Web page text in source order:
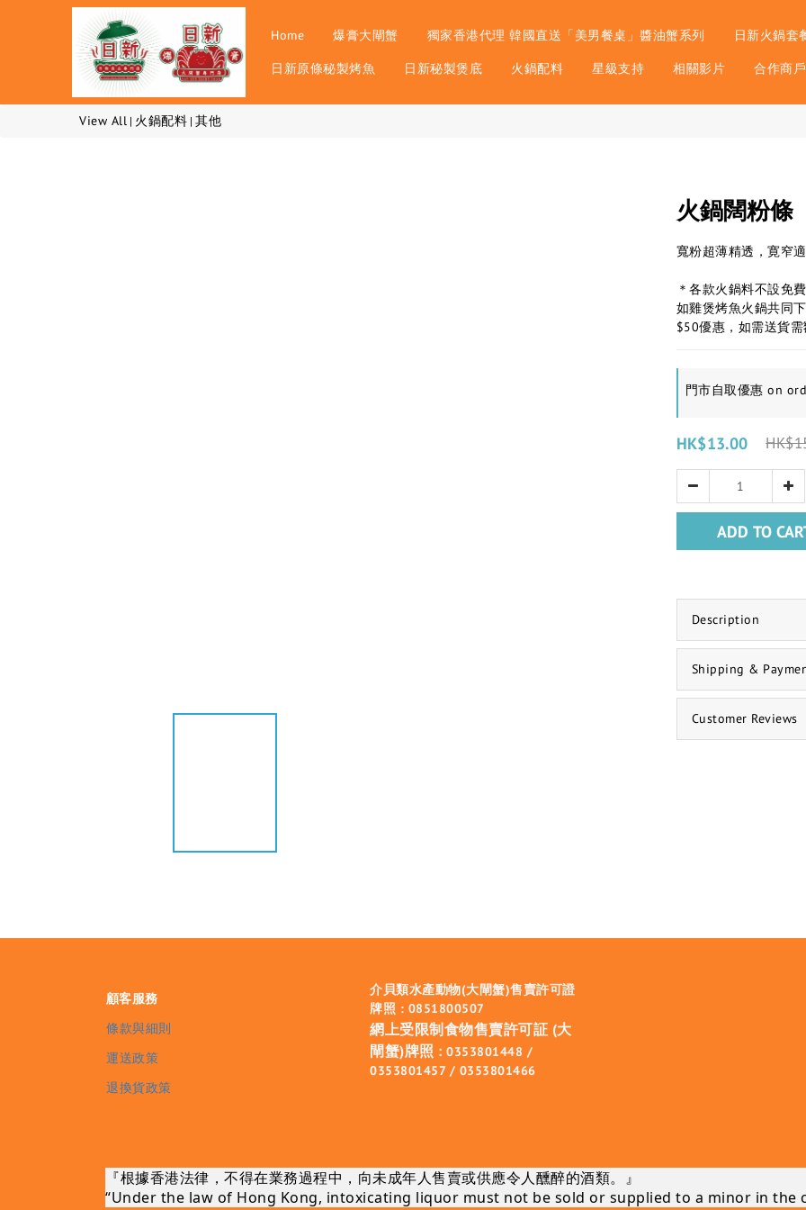
Home 爆膏大閘蟹 獨家香港代理 韓國直送「美男餐桌」醬油蟹系列 日新火鍋套
日新原條秘製烤魚 日新秘製煲底 火鍋配料 星級支持 相關影片 合作商戶
View All | 火鍋配料 | 其他
火鍋闊粉條
寬粉超薄精透，寛窄
＊各款火鍋料不設免
如雞煲烤魚火鍋共同
$50優惠，如需送貨需
門市自取優惠 on
HK$13.00
ADD TO
Description
Shipping &
Customer Reviews
顧客服務
條款與細則
運送政策
退換貨政策
介貝類水產動物(大閘蟹)售賣許可證
牌照 : 0851800507
網上受限制食物售賣許可証 (大
閘蟹)牌照 : 0353801448 /
0353801457 / 0353801466
『根據香港法律，不得在業務過程中，向未成年人售賣或供應令人醺醉的酒類。』
“Under the law of Hong Kong, intoxicating liquor must not be sold or supplied to a minor in the